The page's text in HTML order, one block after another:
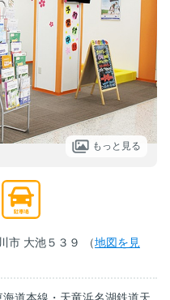
もっと見る
市 大池５３９ （地図を見